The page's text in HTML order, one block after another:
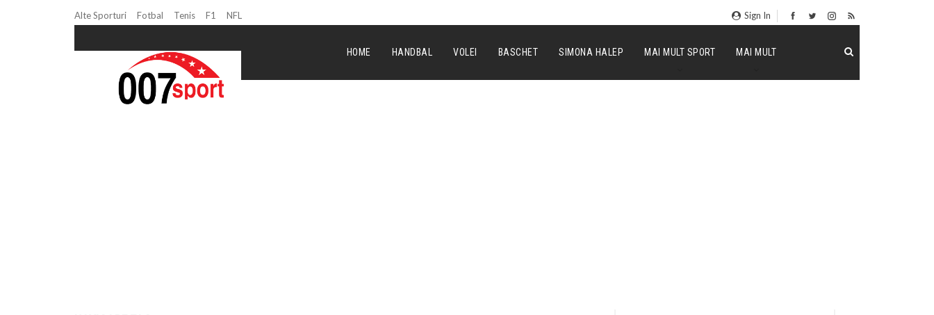
Alte Sporturi Fotbal Tenis F1 NFL Sign In
HOME HANDBAL VOLEI BASCHET SIMONA HALEP MAI MULT SPORT MAI MULT
campionatul mondial de handbal